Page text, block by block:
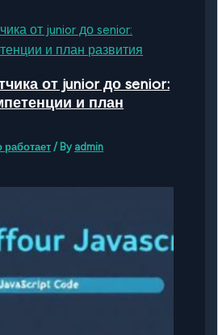
от junior до senior:
и план
работает / By admin